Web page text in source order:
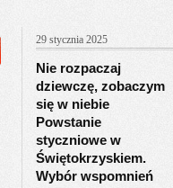
29 stycznia 2025
Nie rozpaczaj
dziewczę, zobaczym
się w niebie
Powstanie
styczniowe w
Świętokrzyskiem.
Wybór wspomnień